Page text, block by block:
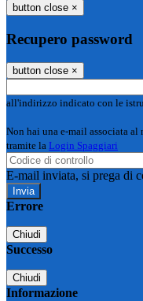
button close ×
Recupero password
button close ×
all'indirizzo indicato con le
Non hai una e-mail associata
tramite la Login Spaggiari
E-mail inviata, si prega di
Errore
Chiudi
Successo
Chiudi
Informazione